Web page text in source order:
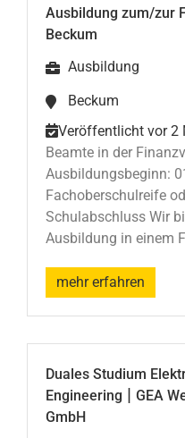
Ausbildung zum/zur
Beckum
Ausbildung
Beckum
Veröffentlicht vor 2
Beamte in der
Ausbildungsbeginn:
Fachoberschulreife
Schulabschluss Wir
Ausbildung in einem
mehr erfahren
Duales Studium
Engineering | GEA
GmbH